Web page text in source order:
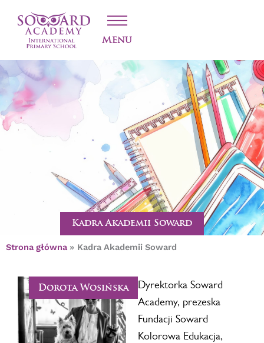
Menu
Kadra Akademii Soward
Strona główna Kadra Akademii Soward
Dorota Wosińska
Dyrektorka Soward
Academy, prezeska
Fundacji Soward
Kolorowa Edukacja,